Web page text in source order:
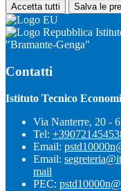
Accetta tutti Salva le
"Bramante-Genga"
Contatti
Istituto Tecnico
Via Nanterre, 20 -
Tel:
Email:
Email:
mail
PEC: